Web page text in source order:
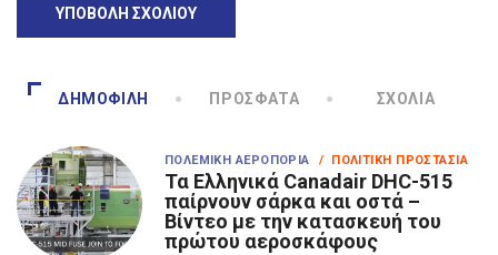
ΔΗΜΟΦΙΛΉ ΠΡΌΣΦΑΤΑ ΣΧΌΛΙΑ
ΠΟΛΕΜΙΚΉ ΑΕΡΟΠΟΡΊΑ / ΠΟΛΙΤΙΚΉ ΠΡΟΣΤΑΣΊΑ
Τα Eλληνικά Canadair DHC-515
παίρνουν σάρκα και οστά –
Βίντεο με την κατασκευή του
πρώτου αεροσκάφους